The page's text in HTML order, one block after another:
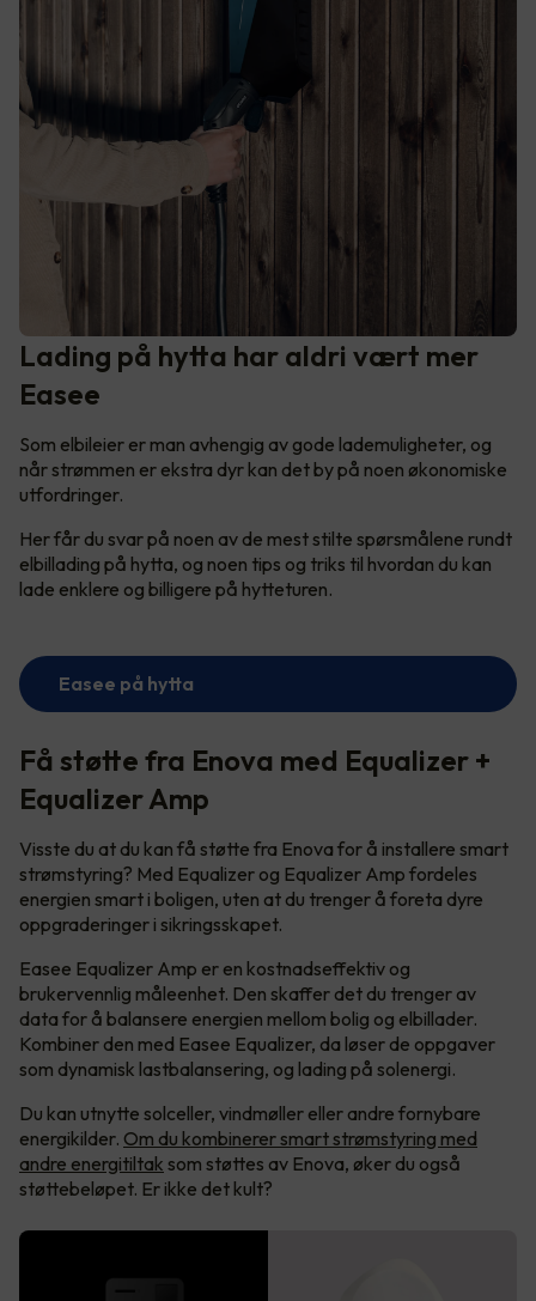
Lading på hytta har aldri vært mer
Easee
Som elbileier er man avhengig av gode lademuligheter, og
når strømmen er ekstra dyr kan det by på noen økonomiske
utfordringer.
Her får du svar på noen av de mest stilte spørsmålene rundt
elbillading på hytta, og noen tips og triks til hvordan du kan
lade enklere og billigere på hytteturen.
Easee på hytta
Få støtte fra Enova med Equalizer +
Equalizer Amp
Visste du at du kan få støtte fra Enova for å installere smart
strømstyring? Med Equalizer og Equalizer Amp fordeles
energien smart i boligen, uten at du trenger å foreta dyre
oppgraderinger i sikringsskapet.
Easee Equalizer Amp er en kostnadseffektiv og
brukervennlig måleenhet. Den skaffer det du trenger av
data for å balansere energien mellom bolig og elbillader.
Kombiner den med Easee Equalizer, da løser de oppgaver
som dynamisk lastbalansering, og lading på solenergi.
Du kan utnytte solceller, vindmøller eller andre fornybare
energikilder. Om du kombinerer smart strømstyring med
andre energitiltak som støttes av Enova, øker du også
støttebeløpet. Er ikke det kult?